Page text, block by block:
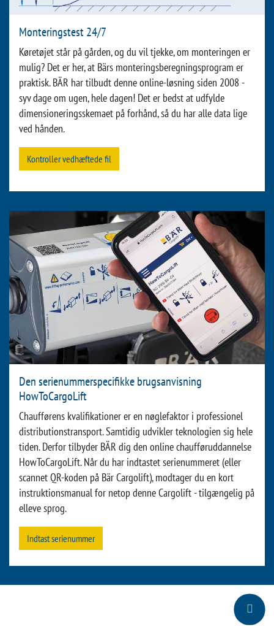
Monteringstest 24/7
Køretøjet står på gården, og du vil tjekke, om monteringen er
mulig? Det er her, at Bärs monteringsberegningsprogram er
praktisk. BÄR har tilbudt denne online-løsning siden 2008 -
syv dage om ugen, hele dagen! Det er bedst at udfylde
dimensioneringsskemaet på forhånd, så du har alle data lige
ved hånden.
Kontroller vedhæftede fil
Den serienummerspecifikke brugsanvisning
HowToCargoLift
Chaufførens kvalifikationer er en nøglefaktor i professionel
distributionstransport. Samtidig udvikler teknologien sig hele
tiden. Derfor tilbyder BÄR dig den online chaufføruddannelse
HowToCargoLift. Når du har indtastet serienummeret (eller
scannet QR-koden på Bär Cargolift), modtager du en kort
instruktionsmanual for netop denne Cargolift - tilgængelig på
elleve sprog.
Indtast serienummer